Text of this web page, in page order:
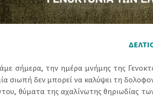
σήμερα, την ημέρα μνήμης της
σιωπή δεν μπορεί να καλύψει τη
θύματα της αχαλίνωτης θηριωδίας